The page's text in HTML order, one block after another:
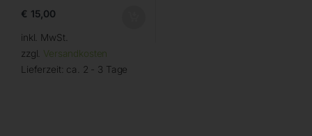
€ 15,00
inkl. MwSt.
zzgl. Versandkosten
Lieferzeit: ca. 2 - 3 Tage